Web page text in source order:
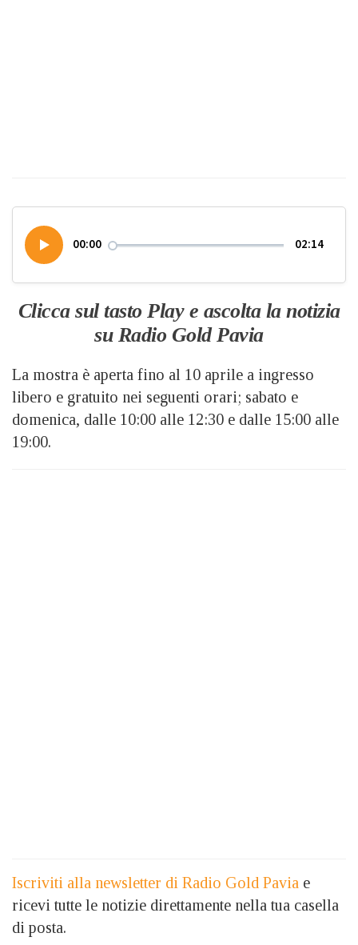
00:00 02:14
Clicca sul tasto Play e ascolta la notizia
su Radio Gold Pavia
La mostra è aperta fino al 10 aprile a ingresso
libero e gratuito nei seguenti orari; sabato e
domenica, dalle 10:00 alle 12:30 e dalle 15:00 alle
19:00.
Iscriviti alla newsletter di Radio Gold Pavia e
ricevi tutte le notizie direttamente nella tua casella
di posta.